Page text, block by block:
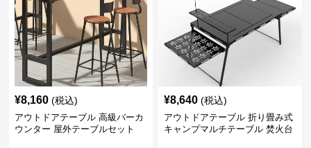
¥8,160 (税込)
アウトドアテーブル 高級バーカ
ウンター 屋外テーブルセット
¥8,640 (税込)
アウトドアテーブル 折り畳み式
キャンプマルチテーブル 焚火台